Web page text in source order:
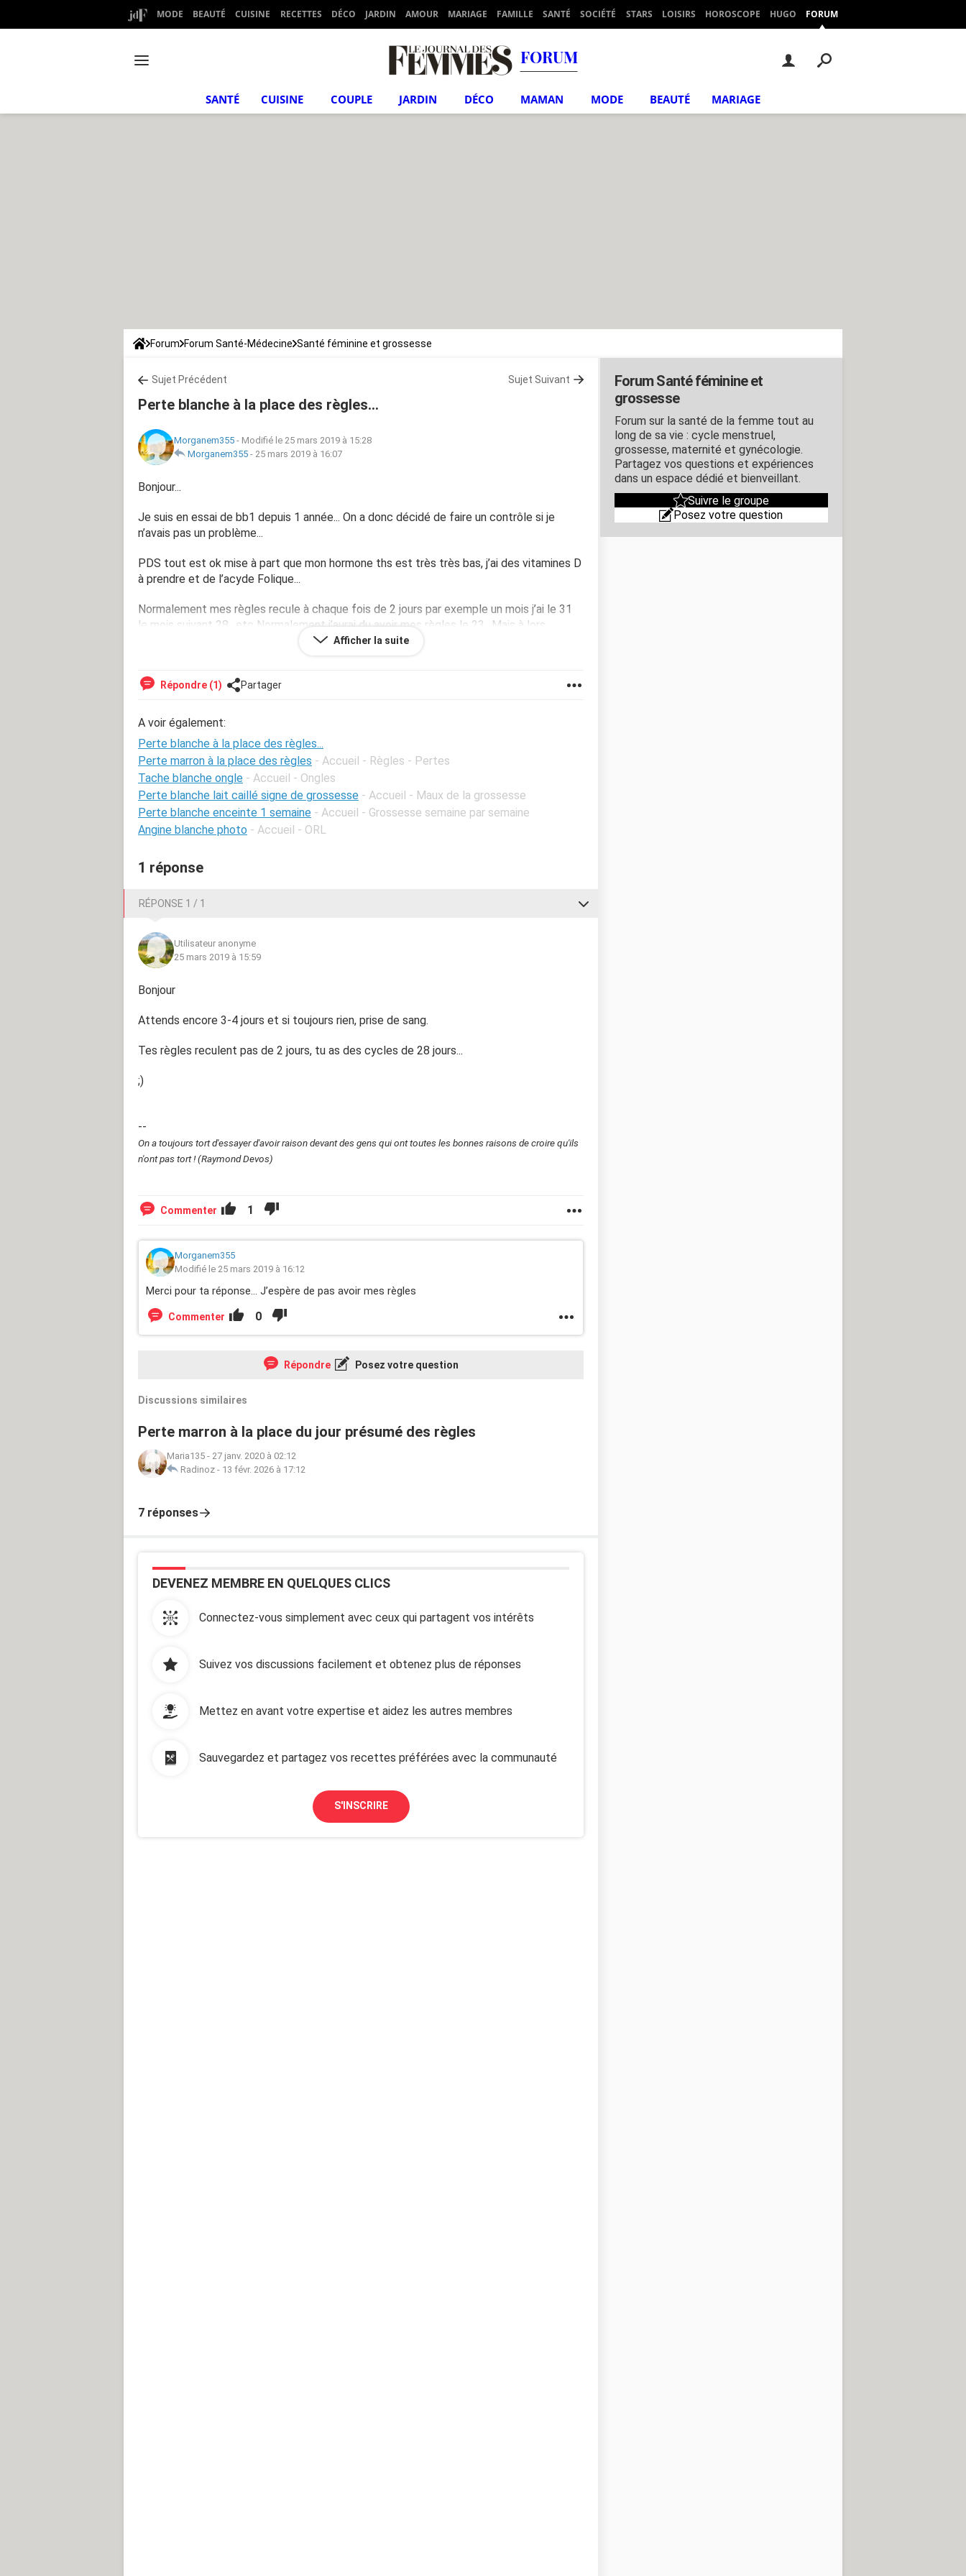
MODE BEAUTÉ CUISINE RECETTES DÉCO JARDIN AMOUR MARIAGE FAMILLE SANTÉ SOCIÉTÉ STARS LOISIRS HOROSCOPE HUGO FORUM
FORUM
SANTÉ CUISINE COUPLE JARDIN DÉCO MAMAN MODE BEAUTÉ MARIAGE
Forum Forum Santé-Médecine Santé féminine et grossesse
Sujet Précédent Sujet Suivant
Perte blanche à la place des règles...
Morganem355 - Modifié le 25 mars 2019 à 15:28
Morganem355 - 25 mars 2019 à 16:07
Bonjour...
Je suis en essai de bb1 depuis 1 année... On a donc décidé de faire un contrôle si je
n’avais pas un problème...
PDS tout est ok mise à part que mon hormone ths est très très bas, j’ai des vitamines D
à prendre et de l’acyde Folique...
Normalement mes règles recule à chaque fois de 2 jours par exemple un mois j’ai le 31
le mois suivant 28.. etc Normalement j’aurai du avoir mes règles le 23.. Mais à lors
d’aujourd’hui j’ai que des pertes blanches épaisse.. Ça me tire en bas du ventre, j’ai des
Afficher la suite
Répondre (1) Partager
A voir également:
Perte blanche à la place des règles...
Perte marron à la place des règles - Accueil - Règles - Pertes
Tache blanche ongle - Accueil - Ongles
Perte blanche lait caillé signe de grossesse - Accueil - Maux de la grossesse
Perte blanche enceinte 1 semaine - Accueil - Grossesse semaine par semaine
Angine blanche photo - Accueil - ORL
1 réponse
RÉPONSE 1 / 1
Utilisateur anonyme
25 mars 2019 à 15:59
Bonjour
Attends encore 3-4 jours et si toujours rien, prise de sang.
Tes règles reculent pas de 2 jours, tu as des cycles de 28 jours...
;)
--
On a toujours tort d'essayer d'avoir raison devant des gens qui ont toutes les bonnes raisons de croire qu'ils
n'ont pas tort ! (Raymond Devos)
Commenter 1
Morganem355
Modifié le 25 mars 2019 à 16:12
Merci pour ta réponse... J’espère de pas avoir mes règles
Commenter 0
Répondre Posez votre question
Discussions similaires
Perte marron à la place du jour présumé des règles
Maria135 - 27 janv. 2020 à 02:12
Radinoz - 13 févr. 2026 à 17:12
7 réponses
DEVENEZ MEMBRE EN QUELQUES CLICS
Connectez-vous simplement avec ceux qui partagent vos intérêts
Suivez vos discussions facilement et obtenez plus de réponses
Mettez en avant votre expertise et aidez les autres membres
Sauvegardez et partagez vos recettes préférées avec la communauté
S'INSCRIRE
Forum Santé féminine et
grossesse
Forum sur la santé de la femme tout au
long de sa vie : cycle menstruel,
grossesse, maternité et gynécologie.
Partagez vos questions et expériences
dans un espace dédié et bienveillant.
Suivre le groupe
Posez votre question